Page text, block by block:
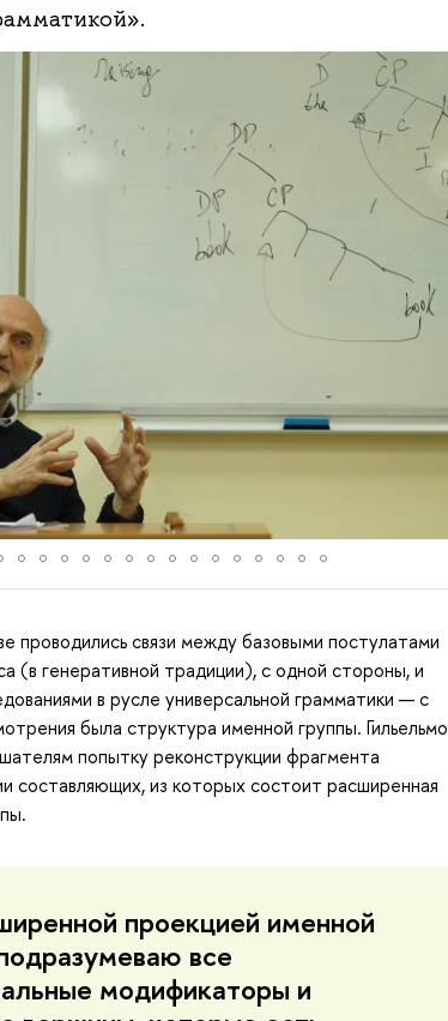
проводились связи между базовыми постулатами
(в генеративной традиции), с одной стороны, и
в русле универсальной грамматики — с
была структура именной группы. Гильельмо
попытку реконструкции фрагмента
составляющих, из которых состоит расширенная
проекцией именной
все
модификаторы и